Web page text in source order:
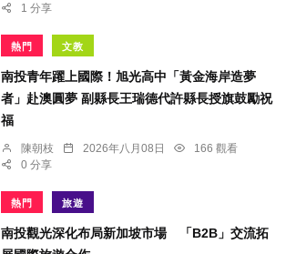
1 分享
熱門 文教
南投青年躍上國際！旭光高中「黃金海岸造夢
者」赴澳圓夢 副縣長王瑞德代許縣長授旗鼓勵祝
福
陳朝枝 2026年八月08日
166 觀看
0 分享
熱門 旅遊
南投觀光深化布局新加坡市場 「B2B」交流拓